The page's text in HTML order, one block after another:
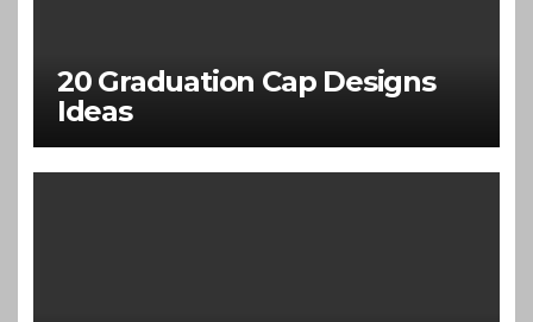
20 Graduation Cap Designs
Ideas